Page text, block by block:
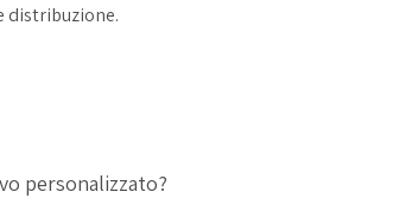
distribuzione.
personalizzato?